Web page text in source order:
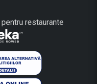
restaurante